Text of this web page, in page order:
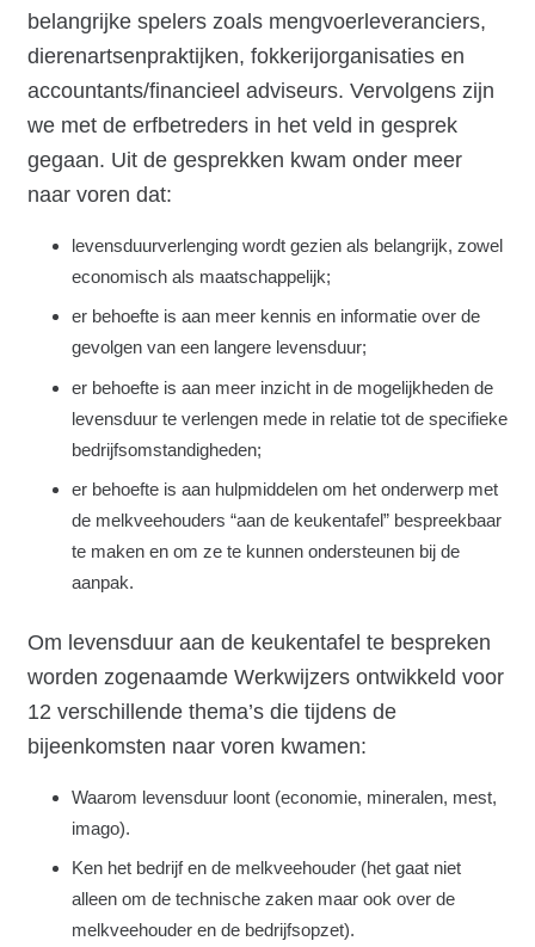
belangrijke spelers zoals mengvoerleveranciers,
dierenartsenpraktijken, fokkerijorganisaties en
accountants/financieel adviseurs. Vervolgens zijn
we met de erfbetreders in het veld in gesprek
gegaan. Uit de gesprekken kwam onder meer
naar voren dat:
levensduurverlenging wordt gezien als belangrijk, zowel
economisch als maatschappelijk;
er behoefte is aan meer kennis en informatie over de
gevolgen van een langere levensduur;
er behoefte is aan meer inzicht in de mogelijkheden de
levensduur te verlengen mede in relatie tot de specifieke
bedrijfsomstandigheden;
er behoefte is aan hulpmiddelen om het onderwerp met
de melkveehouders “aan de keukentafel” bespreekbaar
te maken en om ze te kunnen ondersteunen bij de
aanpak.
Om levensduur aan de keukentafel te bespreken
worden zogenaamde Werkwijzers ontwikkeld voor
12 verschillende thema’s die tijdens de
bijeenkomsten naar voren kwamen:
Waarom levensduur loont (economie, mineralen, mest,
imago).
Ken het bedrijf en de melkveehouder (het gaat niet
alleen om de technische zaken maar ook over de
melkveehouder en de bedrijfsopzet).